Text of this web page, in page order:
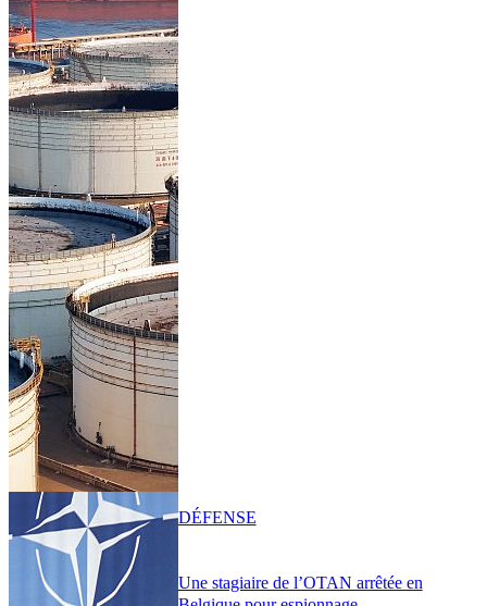
Une stagiaire de l’OTAN arrêtée en
DÉFENSE